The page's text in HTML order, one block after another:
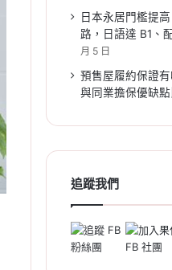
日本永居門檻提
路，日語達 B1、
月 5 日
預售屋履約保證
與同業擔保優缺
追蹤我們